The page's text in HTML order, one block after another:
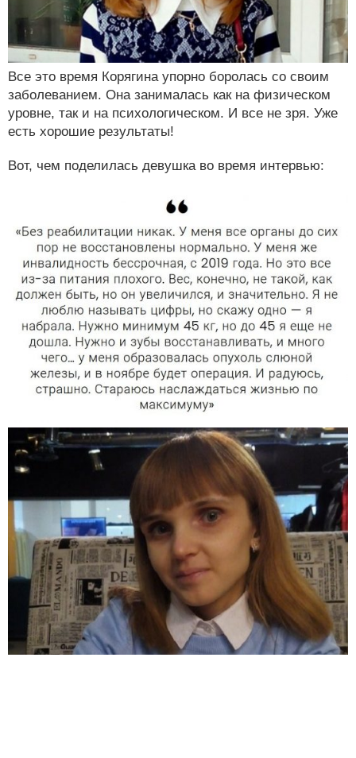
Все это время Корягина упорно боролась со своим
заболеванием. Она занималась как на физическом
уровне, так и на психологическом. И все не зря. Уже
есть хорошие результаты!
Вот, чем поделилась девушка во время интервью: